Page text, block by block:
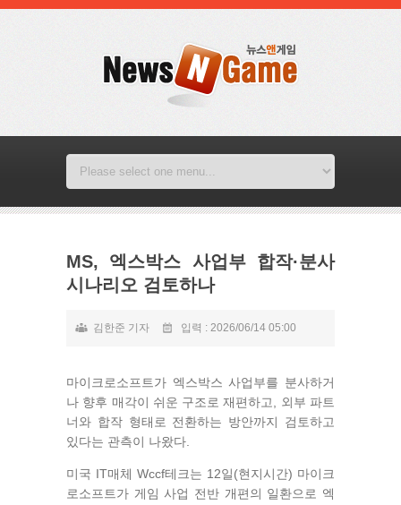
MS, 엑스박스 사업부 합작·분사
시나리오 검토하나
김한준 기자 입력 : 2026/06/14 05:00
마이크로소프트가 엑스박스 사업부를 분사하거
나 향후 매각이 쉬운 구조로 재편하고, 외부 파트
너와 합작 형태로 전환하는 방안까지 검토하고
있다는 관측이 나왔다.
미국 IT매체 Wccf테크는 12일(현지시간) 마이크
로소프트가 게임 사업 전반 개편의 일환으로 엑